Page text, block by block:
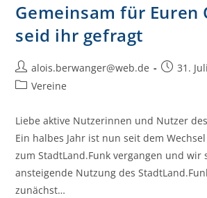
Gemeinsam für Euren
seid ihr gefragt
alois.berwanger@web.de
31.
Vereine
Liebe aktive Nutzerinnen und Nutzer
Ein halbes Jahr ist nun seit dem
zum StadtLand.Funk vergangen und wir
ansteigende Nutzung des
zunächst…